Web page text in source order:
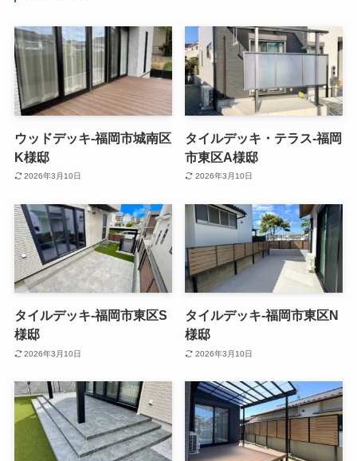
ウッドデッキ-福岡市城南区
K様邸
2026年3月10日
タイルデッキ・テラス-福岡
市東区A様邸
2026年3月10日
タイルデッキ-福岡市東区S
様邸
2026年3月10日
タイルデッキ-福岡市東区N
様邸
2026年3月10日